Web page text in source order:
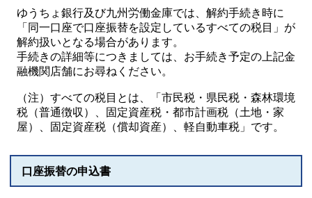
ゆうちょ銀行及び九州労働金庫では、解約手続き時に
「同一口座で口座振替を設定しているすべての税目」が
解約扱いとなる場合があります。
手続きの詳細等につきましては、お手続き予定の上記金
融機関店舗にお尋ねください。
（注）すべての税目とは、「市民税・県民税・森林環境
税（普通徴収）、固定資産税・都市計画税（土地・家
屋）、固定資産税（償却資産）、軽自動車税」です。
口座振替の申込書